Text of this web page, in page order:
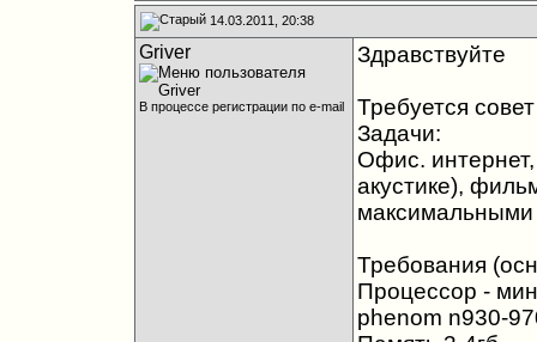
14.03.2011, 20:38
Griver
В процессе регистрации по e-mail
Здравствуйте
Требуется
Задачи:
Офис.
акустике),
Требования
Процессор -
phenom n930-